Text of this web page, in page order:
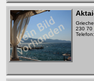
230 70